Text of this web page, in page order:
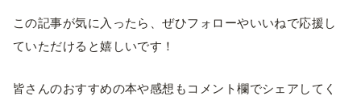
この記事が気に入ったら、ぜひフォローやいいねで応援し
ていただけると嬉しいです！
皆さんのおすすめの本や感想もコメント欄でシェアしてく